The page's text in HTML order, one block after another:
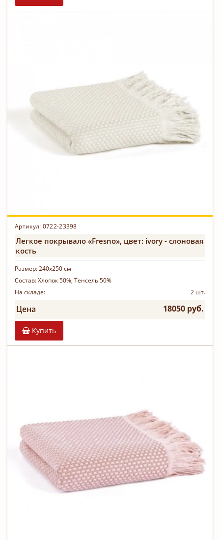
Артикул: 0722-23398
Легкое покрывало «Fresno», цвет: ivory - слоновая
кость
Размер:240х250 см
Состав:Хлопок 50%, Тенсель 50%
На складе:
2 шт.
Цена 18050 руб.
Купить